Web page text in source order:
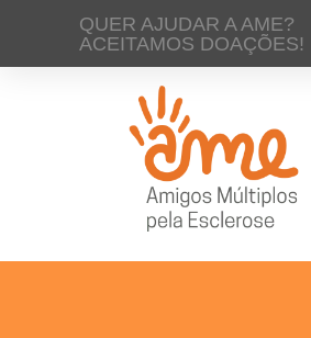
QUER AJUDAR A AME?
ACEITAMOS DOAÇÕES!